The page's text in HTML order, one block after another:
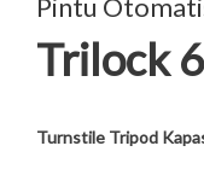
Trilock
Turnstile Tripod